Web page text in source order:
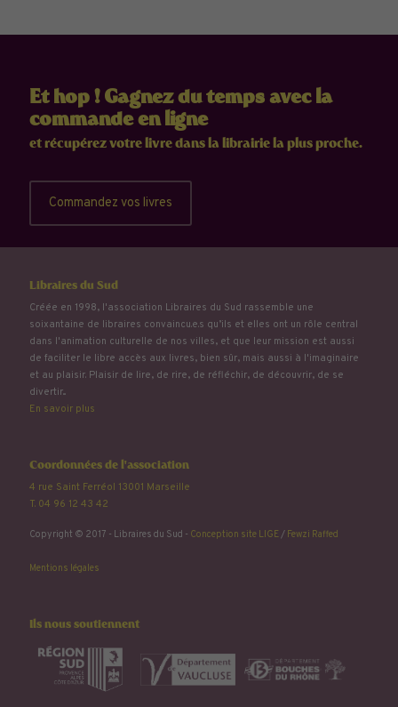
Et hop ! Gagnez du temps avec la
commande en ligne
et récupérez votre livre dans la librairie la plus proche.
Commandez vos livres
Libraires du Sud
Créée en 1998, l'association Libraires du Sud rassemble une
soixantaine de libraires convaincu.e.s qu’ils et elles ont un rôle central
dans l'animation culturelle de nos villes, et que leur mission est aussi
de faciliter le libre accès aux livres, bien sûr, mais aussi à l'imaginaire
et au plaisir. Plaisir de lire, de rire, de réfléchir, de découvrir, de se
divertir...
En savoir plus
Coordonnées de l'association
4 rue Saint Ferréol 13001 Marseille
T. 04 96 12 43 42
Copyright © 2017 - Libraires du Sud - Conception site LIGE/ Fewzi Raffed
Mentions légales
Ils nous soutiennent